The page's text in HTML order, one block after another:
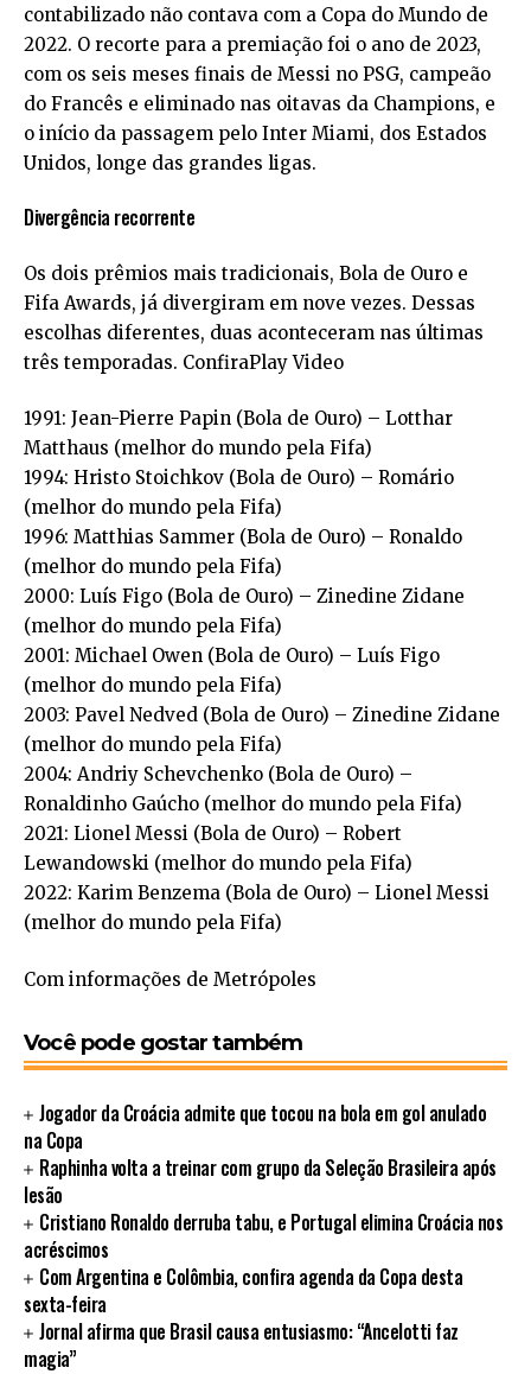
contabilizado não contava com a Copa do Mundo de
2022. O recorte para a premiação foi o ano de 2023,
com os seis meses finais de Messi no PSG, campeão
do Francês e eliminado nas oitavas da Champions, e
o início da passagem pelo Inter Miami, dos Estados
Unidos, longe das grandes ligas.
Divergência recorrente
Os dois prêmios mais tradicionais, Bola de Ouro e
Fifa Awards, já divergiram em nove vezes. Dessas
escolhas diferentes, duas aconteceram nas últimas
três temporadas. ConfiraPlay Video
1991: Jean-Pierre Papin (Bola de Ouro) – Lotthar
Matthaus (melhor do mundo pela Fifa)
1994: Hristo Stoichkov (Bola de Ouro) – Romário
(melhor do mundo pela Fifa)
1996: Matthias Sammer (Bola de Ouro) – Ronaldo
(melhor do mundo pela Fifa)
2000: Luís Figo (Bola de Ouro) – Zinedine Zidane
(melhor do mundo pela Fifa)
2001: Michael Owen (Bola de Ouro) – Luís Figo
(melhor do mundo pela Fifa)
2003: Pavel Nedved (Bola de Ouro) – Zinedine Zidane
(melhor do mundo pela Fifa)
2004: Andriy Schevchenko (Bola de Ouro) –
Ronaldinho Gaúcho (melhor do mundo pela Fifa)
2021: Lionel Messi (Bola de Ouro) – Robert
Lewandowski (melhor do mundo pela Fifa)
2022: Karim Benzema (Bola de Ouro) – Lionel Messi
(melhor do mundo pela Fifa)
Com informações de Metrópoles
Você pode gostar também
Jogador da Croácia admite que tocou na bola em gol anulado
na Copa
Raphinha volta a treinar com grupo da Seleção Brasileira após
lesão
Cristiano Ronaldo derruba tabu, e Portugal elimina Croácia nos
acréscimos
Com Argentina e Colômbia, confira agenda da Copa desta
sexta-feira
Jornal afirma que Brasil causa entusiasmo: “Ancelotti faz
magia”